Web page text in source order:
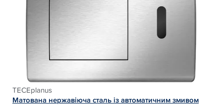
TECEplanus
Матована нержавіюча сталь із автоматичним змивом